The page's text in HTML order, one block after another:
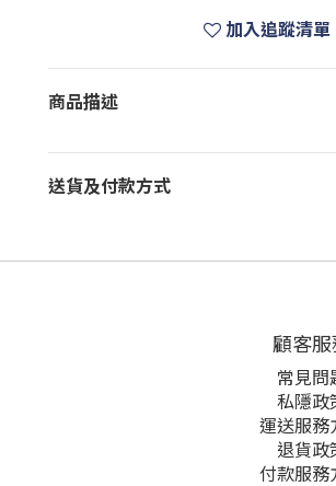
加入追蹤清單
商品描述
送貨及付款方式
顧客
常見問
私隱政
運送服務
退貨政
付款服務